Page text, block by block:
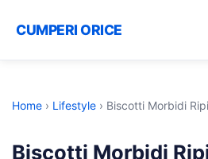
CUMPERI ORICE
Home › Lifestyle › Biscotti Morbidi
Biscotti Morbidi